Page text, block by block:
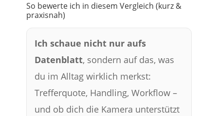
So bewerte ich in diesem Vergleich (kurz &
praxisnah)
Ich schaue nicht nur aufs
Datenblatt, sondern auf das, was
du im Alltag wirklich merkst:
Trefferquote, Handling, Workflow –
und ob dich die Kamera unterstützt